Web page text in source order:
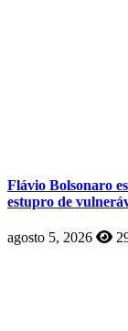
Flávio Bolsonaro
estupro de
agosto 5, 2026